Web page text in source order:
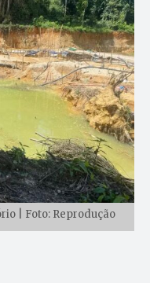
| Foto: Reprodução